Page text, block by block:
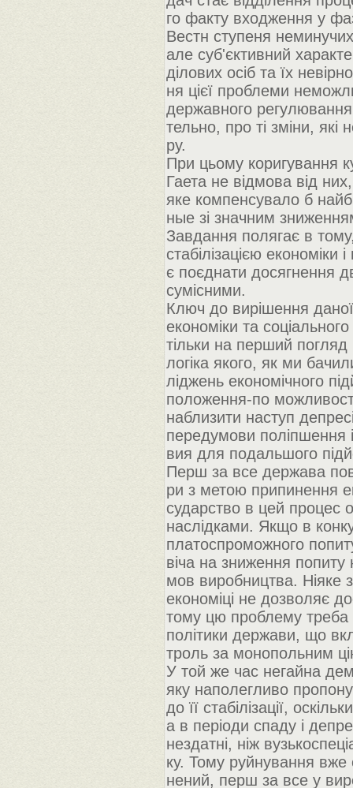
го факту входження у
Вестн ступеня
але суб'єктивний
ділових осіб та їх
ня цієї проблеми
державного регулювання
тельно, про ті зміни,
ру.
При цьому коригування
Гаета не відмова від
яке компенсувало б
ные зі значним
Завдання полягає в
стабілізацією економіки
є поєднати досягнення
сумісними.
Ключ до вирішення даної
економіки та
тільки на перший погляд
логіка якого, як ми
ліджень економічного
положення-по
наблизити наступ
передумови поліпшення
вия для подальшого
Перш за все держава
ри з метою припинення
сударство в цей процес
наслідками. Якщо в
платоспроможного
віча на зниження
мов виробництва. Ніяке
економіці не дозволяє
тому цю проблему треба
політики держави, що
троль за монопольним
У той же час негайна
яку наполегливо
до її стабілізації,
а в періоди спаду і
нездатні, ніж
ку. Тому руйнування
нений, перш за все у